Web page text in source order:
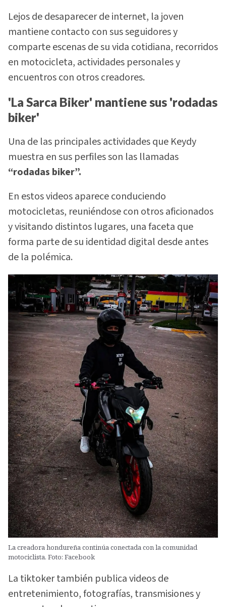
Lejos de desaparecer de internet, la joven
mantiene contacto con sus seguidores y
comparte escenas de su vida cotidiana, recorridos
en motocicleta, actividades personales y
encuentros con otros creadores.
'La Sarca Biker' mantiene sus 'rodadas
biker'
Una de las principales actividades que Keydy
muestra en sus perfiles son las llamadas
“rodadas biker”.
En estos videos aparece conduciendo
motocicletas, reuniéndose con otros aficionados
y visitando distintos lugares, una faceta que
forma parte de su identidad digital desde antes
de la polémica.
La creadora hondureña continúa conectada con la comunidad
motociclista. Foto: Facebook
La tiktoker también publica videos de
entretenimiento, fotografías, transmisiones y